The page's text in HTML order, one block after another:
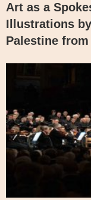
Art as a
Illustrations
Palestine from